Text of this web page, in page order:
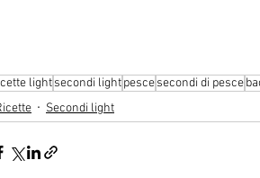
lightsecondi lightpescesecondi di pesce
Secondi light